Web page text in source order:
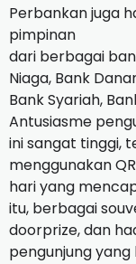
Perbankan juga
pimpinan
dari berbagai
Niaga, Bank
Bank Syariah,
Antusiasme
ini sangat tinggi,
menggunakan
hari yang
itu, berbagai
doorprize, dan
pengunjung